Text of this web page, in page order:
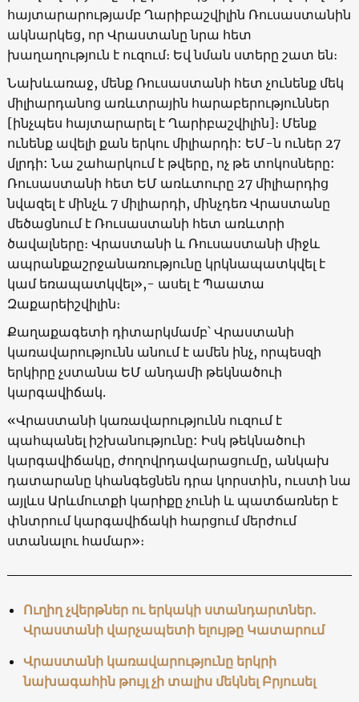
հայտարարությամբ Ղարիբաշվիլին Ռուսաստանին
ակնարկեց, որ Վրաստանը նրա հետ
խաղաղություն է ուզում։ Եվ նման ստերը շատ են։
Նախևառաջ, մենք Ռուսաստանի հետ չունենք մեկ
միլիարդանոց առևտրային հարաբերություններ
[ինչպես հայտարարել է Ղարիբաշվիլին]։ Մենք
ունենք ավելի քան երկու միլիարդի: ԵՄ-ն ուներ 27
մլրդի: Նա շահարկում է թվերը, ոչ թե տոկոսները:
Ռուսաստանի հետ ԵՄ առևտուրը 27 միլիարդից
նվազել է մինչև 7 միլիարդի, մինչդեռ Վրաստանը
մեծացնում է Ռուսաստանի հետ առևտրի
ծավալները։ Վրաստանի և Ռուսաստանի միջև
ապրանքաշրջանառությունը կրկնապատկվել է
կամ եռապատկվել»,- ասել է Պաատա
Զաքարեիշվիլին։
Քաղաքագետի դիտարկմամբ՝ Վրաստանի
կառավարությունն անում է ամեն ինչ, որպեսզի
երկիրը չստանա ԵՄ անդամի թեկնածուի
կարգավիճակ.
«Վրաստանի կառավարությունն ուզում է
պահպանել իշխանությունը: Իսկ թեկնածուի
կարգավիճակը, ժողովրդավարացումը, անկախ
դատարանը կհանգեցնեն դրա կորստին, ուստի նա
այլևս Արևմուտքի կարիքը չունի և պատճառներ է
փնտրում կարգավիճակի հարցում մերժում
ստանալու համար»։
Ուղիղ չվերթներ ու երկակի ստանդարտներ.
Վրաստանի վարչապետի ելույթը Կատարում
Վրաստանի կառավարությունը երկրի
նախագահին թույլ չի տալիս մեկնել Բրյուսել